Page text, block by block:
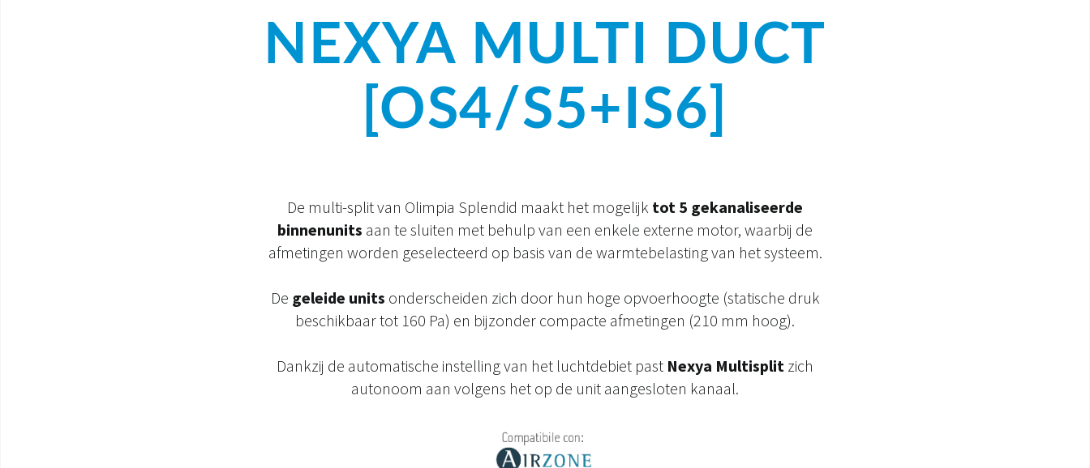
NEXYA MULTI DUCT
[OS4/S5+IS6]
De multi-split van Olimpia Splendid maakt het mogelijk tot 5 gekanaliseerde
binnenunits aan te sluiten met behulp van een enkele externe motor, waarbij de
afmetingen worden geselecteerd op basis van de warmtebelasting van het systeem.
De geleide units onderscheiden zich door hun hoge opvoerhoogte (statische druk
beschikbaar tot 160 Pa) en bijzonder compacte afmetingen (210 mm hoog).
Dankzij de automatische instelling van het luchtdebiet past Nexya Multisplit zich
autonoom aan volgens het op de unit aangesloten kanaal.